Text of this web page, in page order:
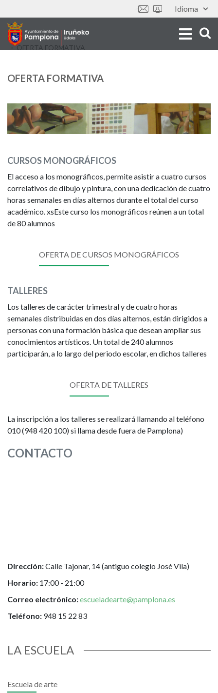
to
main
content
Idioma
Tools
OFERTA FORMATIVA
OFERTA FORMATIVA
CURSOS MONOGRÁFICOS
El acceso a los monográficos, permite asistir a cuatro cursos
correlativos de dibujo y pintura, con una dedicación de cuatro
horas semanales en días alternos durante el total del curso
académico. xsEste curso los monográficos reúnen a un total
de 80 alumnos
OFERTA DE CURSOS MONOGRÁFICOS
TALLERES
Los talleres de carácter trimestral y de cuatro horas
semanales distribuidas en dos días alternos, están dirigidos a
personas con una formación básica que desean ampliar sus
conocimientos artísticos. Un total de 240 alumnos
participarán, a lo largo del periodo escolar, en dichos talleres
OFERTA DE TALLERES
La inscripción a los talleres se realizará llamando al teléfono
010 (948 420 100) si llama desde fuera de Pamplona)
CONTACTO
Dirección:Calle Tajonar, 14 (antiguo colegio José Vila)
Horario: 17:00 - 21:00
Correo electrónico:escueladearte@pamplona.es
Teléfono: 948 15 22 83
LA ESCUELA
Escuela de arte